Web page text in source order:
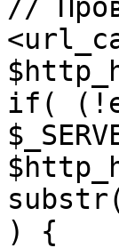
//
if(
) {